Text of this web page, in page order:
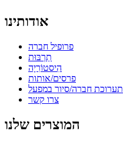
אודותינו
פרופיל חברה
תַרְבּוּת
הִיסטוֹרִיָה
פרסים/אותות
תערוכת חברה/סיור במפעל
צרו קשר
המוצרים שלנו